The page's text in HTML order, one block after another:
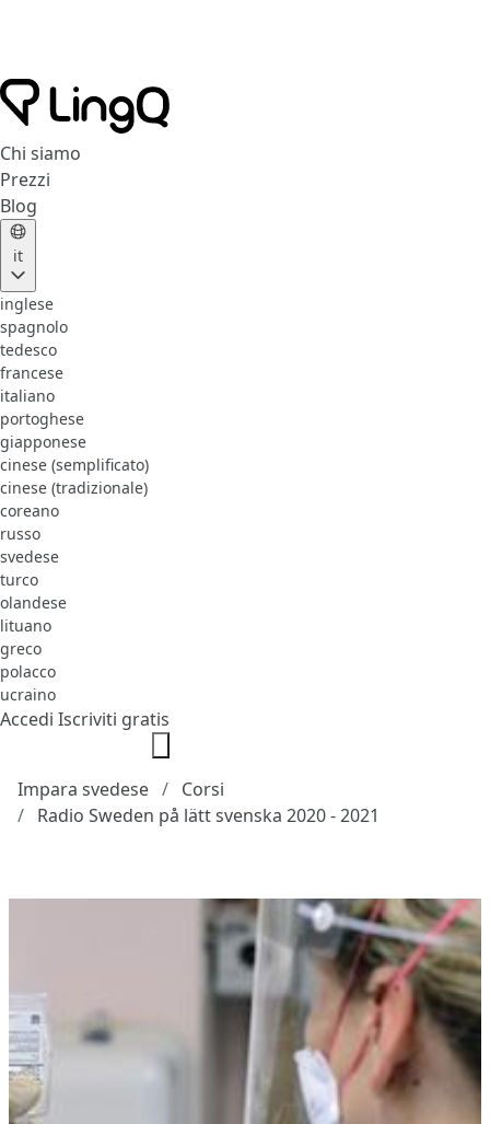
Chi siamo
Prezzi
Blog
it
inglese
spagnolo
tedesco
francese
italiano
portoghese
giapponese
cinese (semplificato)
cinese (tradizionale)
coreano
russo
svedese
turco
olandese
lituano
greco
polacco
ucraino
Accedi Iscriviti gratis
Impara svedese
Corsi
Radio Sweden på lätt svenska 2020 - 2021